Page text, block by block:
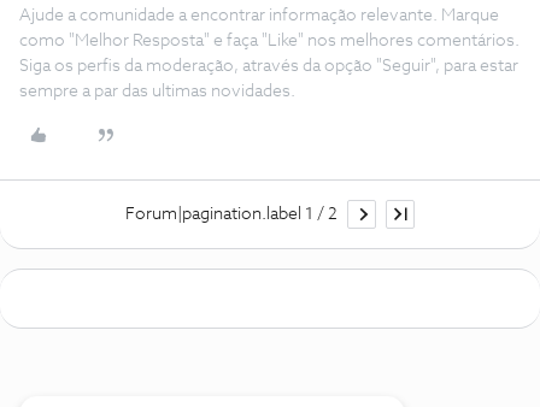
Ajude a comunidade a encontrar informação relevante. Marque
como "Melhor Resposta" e faça "Like" nos melhores comentários.
Siga os perfis da moderação, através da opção "Seguir", para estar
sempre a par das ultimas novidades.
Forum|pagination.label 1 / 2